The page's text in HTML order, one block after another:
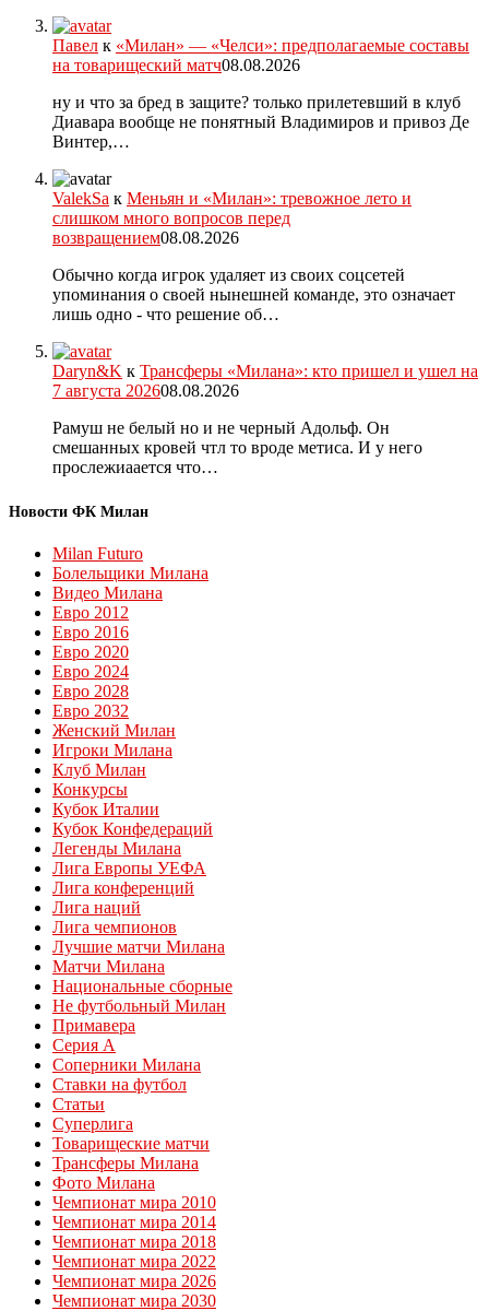
Павел к «Милан» — «Челси»: предполагаемые составы
на товарищеский матч08.08.2026
ну и что за бред в защите? только прилетевший в клуб
Диавара вообще не понятный Владимиров и привоз Де
Винтер,…
ValekSa к Меньян и «Милан»: тревожное лето и
слишком много вопросов перед
возвращением08.08.2026
Обычно когда игрок удаляет из своих соцсетей
упоминания о своей нынешней команде, это означает
лишь одно - что решение об…
Daryn&K к Трансферы «Милана»: кто пришел и ушел на
7 августа 202608.08.2026
Рамуш не белый но и не черный Адольф. Он
смешанных кровей чтл то вроде метиса. И у него
прослежиаается что…
Новости ФК Милан
Milan Futuro
Болельщики Милана
Видео Милана
Евро 2012
Евро 2016
Евро 2020
Евро 2024
Евро 2028
Евро 2032
Женский Милан
Игроки Милана
Клуб Милан
Конкурсы
Кубок Италии
Кубок Конфедераций
Легенды Милана
Лига Европы УЕФА
Лига конференций
Лига наций
Лига чемпионов
Лучшие матчи Милана
Матчи Милана
Национальные сборные
Не футбольный Милан
Примавера
Серия А
Соперники Милана
Ставки на футбол
Статьи
Суперлига
Товарищеские матчи
Трансферы Милана
Фото Милана
Чемпионат мира 2010
Чемпионат мира 2014
Чемпионат мира 2018
Чемпионат мира 2022
Чемпионат мира 2026
Чемпионат мира 2030